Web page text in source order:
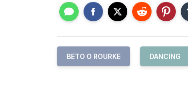
BETO O ROURKE DANCING